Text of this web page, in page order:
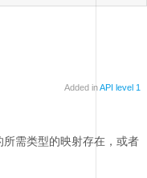
Added inAPI level 1
需类型的映射存在，或者